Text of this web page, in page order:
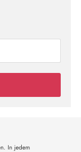
In jedem